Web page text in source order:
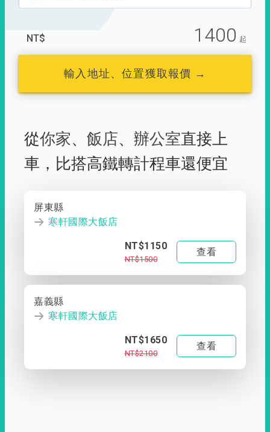
NT$ 1400 起
輸入地址、位置獲取報價 →
從你家、 飯店、 辦公室直接上
車， 比搭高鐵轉計程車還便宜
屏東縣
寒軒國際大飯店
NT$1150
NT$1500
查看
嘉義縣
寒軒國際大飯店
NT$1650
NT$2100
查看